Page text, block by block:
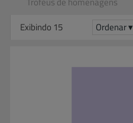
Exibindo 15
Ordenar ▾